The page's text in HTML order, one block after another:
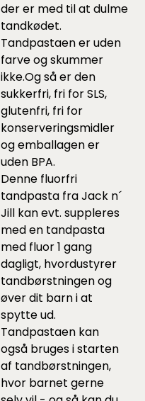
der er med til at dulme
tandkødet.
Tandpastaen er uden
farve og skummer
ikke.Og så er den
sukkerfri, fri for SLS,
glutenfri, fri for
konserveringsmidler
og emballagen er
uden BPA.
Denne fluorfri
tandpasta fra Jack n´
Jill kan evt. suppleres
med en tandpasta
med fluor 1 gang
dagligt, hvordustyrer
tandbørstningen og
øver dit barn i at
spytte ud.
Tandpastaen kan
også bruges i starten
af tandbørstningen,
hvor barnet gerne